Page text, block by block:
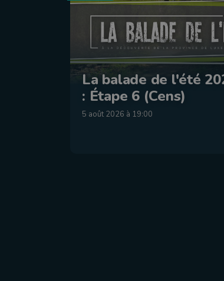
La balade de l'été
: Étape 6 (Cens)
5 août 2026 à 19:00